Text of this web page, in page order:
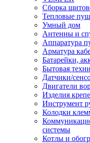
Сборка
Тепловые
Умный дом
Антенны и
Аппаратура
Арматура
Батарейки,
Бытовая
Датчики/
Двигатели
Изделия
Инструмент
Колодки
системы
Котлы и